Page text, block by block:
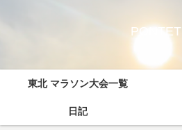
PONTET
東北 マラソン大会一覧
日記